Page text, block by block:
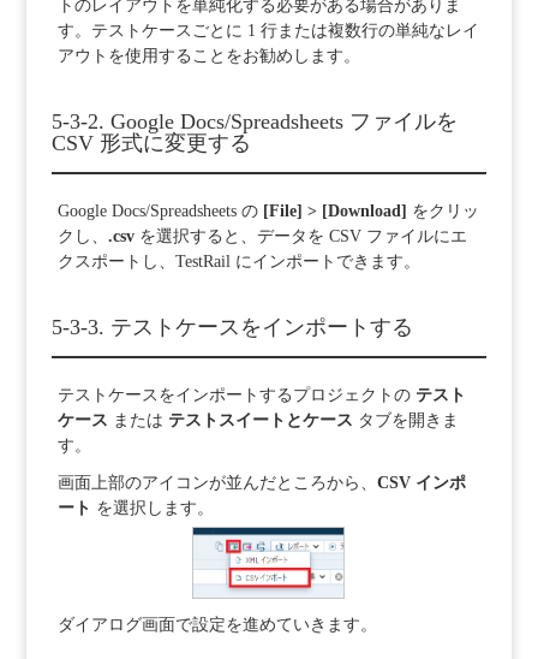
トのレイアウトを単純化する必要がある場合がありま
す。テストケースごとに 1 行または複数行の単純なレイ
アウトを使用することをお勧めします。
5-3-2. Google Docs/Spreadsheets ファイルを
CSV 形式に変更する
Google Docs/Spreadsheets の [File] > [Download] をクリッ
クし、 .csvを選択すると、データを CSV ファイルにエ
クスポートし、TestRail にインポートできます。
5-3-3. テストケースをインポートする
テストケースをインポートするプロジェクトの テスト
ケース または テストスイートとケース タブを開きま
す。
画面上部のアイコンが並んだところから、 CSV インポ
ート を選択します。
ダイアログ画面で設定を進めていきます。